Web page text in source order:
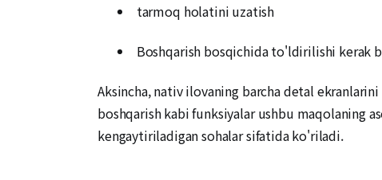
tarmoq holatini uzatish
Boshqarish bosqichida to'ldirilishi kerak
Aksincha, nativ ilovaning barcha detal
boshqarish kabi funksiyalar ushbu maqolaning
kengaytiriladigan sohalar sifatida ko'riladi.